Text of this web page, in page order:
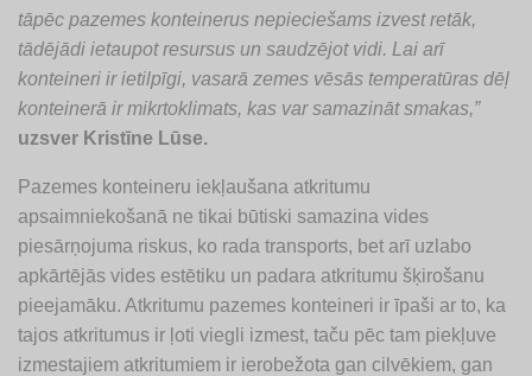
tāpēc pazemes konteinerus nepieciešams izvest retāk,
tādējādi ietaupot resursus un saudzējot vidi. Lai arī
konteineri ir ietilpīgi, vasarā zemes vēsās temperatūras dēļ
konteinerā ir mikrtoklimats, kas var samazināt smakas,”
uzsver Kristīne Lūse.
Pazemes konteineru iekļaušana atkritumu
apsaimniekošanā ne tikai būtiski samazina vides
piesārņojuma riskus, ko rada transports, bet arī uzlabo
apkārtējās vides estētiku un padara atkritumu šķirošanu
pieejamāku. Atkritumu pazemes konteineri ir īpaši ar to, ka
tajos atkritumus ir ļoti viegli izmest, taču pēc tam piekļuve
izmestajiem atkritumiem ir ierobežota gan cilvēkiem, gan